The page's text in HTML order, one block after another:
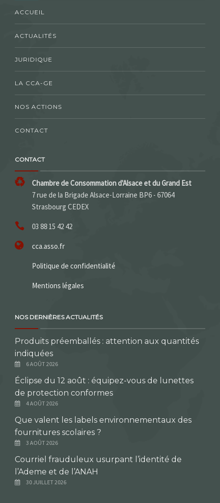
ACCUEIL
ACTUALITÉS
JURIDIQUE
LA CCA-GE
NOS ACTIONS
CONTACT
CONTACT
Chambre de Consommation d'Alsace et du Grand Est
7 rue de la Brigade Alsace-Lorraine BP6 - 67064
Strasbourg CEDEX
03 88 15 42 42
cca.asso.fr
Politique de confidentialité
Mentions légales
NOS DERNIÈRES ACTUALITÉS
Produits préemballés : attention aux quantités
indiquées
6 AOÛT 2026
Éclipse du 12 août : équipez-vous de lunettes
de protection conformes
4 AOÛT 2026
Que valent les labels environnementaux des
fournitures scolaires ?
3 AOÛT 2026
Courriel frauduleux usurpant l’identité de
l’Ademe et de l’ANAH
30 JUILLET 2026